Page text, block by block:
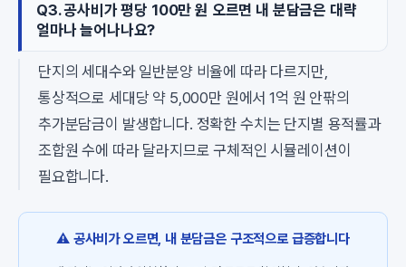
Q3. 공사비가 평당 100만 원 오르면 내 분담금은 대략
얼마나 늘어나나요?
단지의 세대수와 일반분양 비율에 따라 다르지만,
통상적으로 세대당 약 5,000만 원에서 1억 원 안팎의
추가분담금이 발생합니다. 정확한 수치는 단지별 용적률과
조합원 수에 따라 달라지므로 구체적인 시뮬레이션이
필요합니다.
⚠️ 공사비가 오르면, 내 분담금은 구조적으로 급증합니다